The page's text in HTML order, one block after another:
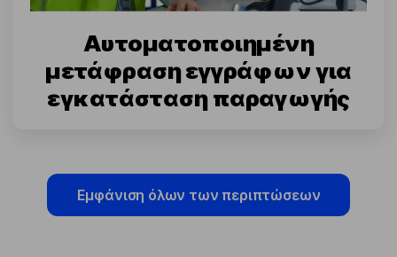
Αυτοματοποιημένη
μετάφραση εγγράφων για
εγκατάσταση παραγωγής
Εμφάνιση όλων των περιπτώσεων